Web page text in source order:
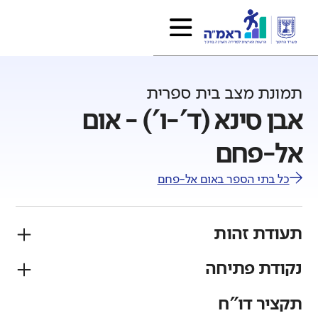
תמונת מצב בית ספרית
אבן סינא (ד'-ו') - אום
אל-פחם
כל בתי הספר באום אל-פחם
תעודת זהות
פיקוח
נקודת פתיחה
תקציר דו"ח